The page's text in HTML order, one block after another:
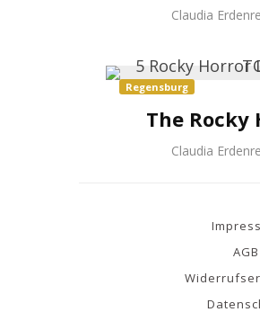
Claudia
Regensburg
The Rocky
Claudia
AGB